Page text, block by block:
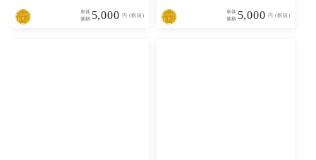
単体
価格 5,000 円 (税抜)
単体
価格 5,000 円 (税抜)